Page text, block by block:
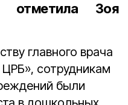
Зоя
главного врача
сотрудникам
были